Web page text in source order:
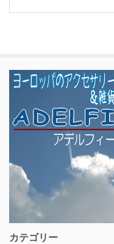
カテゴリー